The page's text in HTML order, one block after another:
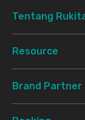
Tentang
Resource
Brand Partner